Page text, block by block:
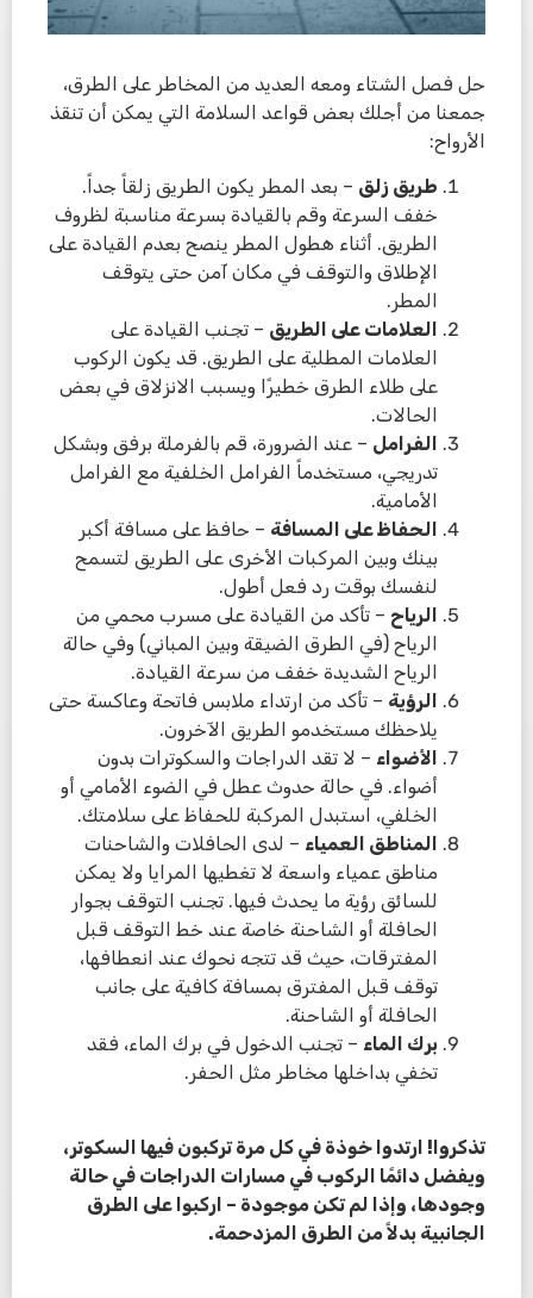
حل فصل الشتاء ومعه العديد من المخاطر على الطرق،
جمعنا من أجلك بعض قواعد السلامة التي يمكن أن تنقذ
الأرواح:
طريق زلق – بعد المطر يكون الطريق زلقاً جداً.
خفف السرعة وقم بالقيادة بسرعة مناسبة لظروف
الطريق. أثناء هطول المطر ينصح بعدم القيادة على
الإطلاق والتوقف في مكان آمن حتى يتوقف
المطر.
العلامات على الطريق – تجنب القيادة على
العلامات المطلية على الطريق. قد يكون الركوب
على طلاء الطرق خطيرًا ويسبب الانزلاق في بعض
الحالات.
الفرامل – عند الضرورة، قم بالفرملة برفق وبشكل
تدريجي، مستخدماً الفرامل الخلفية مع الفرامل
الأمامية.
الحفاظ على المسافة – حافظ على مسافة أكبر
بينك وبين المركبات الأخرى على الطريق لتسمح
لنفسك بوقت رد فعل أطول.
الرياح – تأكد من القيادة على مسرب محمي من
الرياح (في الطرق الضيقة وبين المباني) وفي حالة
الرياح الشديدة خفف من سرعة القيادة.
الرؤية – تأكد من ارتداء ملابس فاتحة وعاكسة حتى
يلاحظك مستخدمو الطريق الآخرون.
الأضواء – لا تقد الدراجات والسكوترات بدون
أضواء. في حالة حدوث عطل في الضوء الأمامي أو
الخلفي، استبدل المركبة للحفاظ على سلامتك.
المناطق العمياء – لدى الحافلات والشاحنات
مناطق عمياء واسعة لا تغطيها المرايا ولا يمكن
للسائق رؤية ما يحدث فيها. تجنب التوقف بجوار
الحافلة أو الشاحنة خاصة عند خط التوقف قبل
المفترقات، حيث قد تتجه نحوك عند انعطافها،
توقف قبل المفترق بمسافة كافية على جانب
الحافلة أو الشاحنة.
برك الماء – تجنب الدخول في برك الماء، فقد
تخفي بداخلها مخاطر مثل الحفر.
تذكروا! ارتدوا خوذة في كل مرة تركبون فيها السكوتر،
ويفضل دائمًا الركوب في مسارات الدراجات في حالة
وجودها، وإذا لم تكن موجودة – اركبوا على الطرق
الجانبية بدلاً من الطرق المزدحمة.